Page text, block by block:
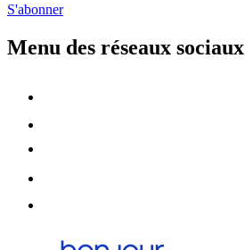
S'abonner
Menu des réseaux sociaux